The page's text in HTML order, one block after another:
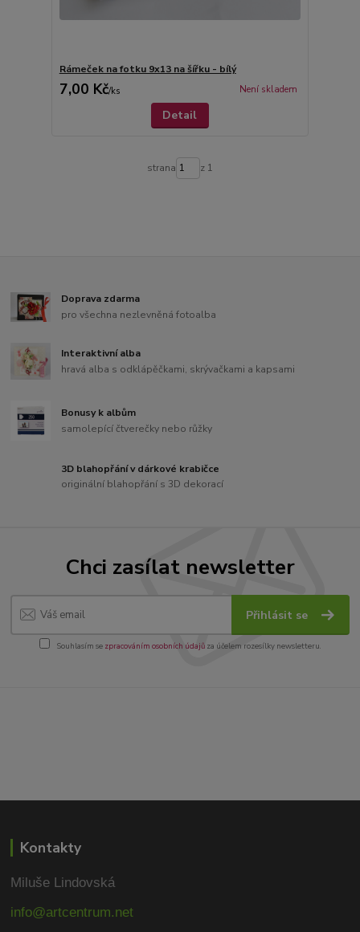
Rámeček na fotku 9x13 na šířku - bílý
7,00 Kč/ks Není skladem
Detail
strana z 1
Doprava zdarma
pro všechna nezlevněná fotoalba
Interaktivní alba
hravá alba s odklápěčkami, skrývačkami a kapsami
Bonusy k albům
samolepící čtverečky nebo růžky
3D blahopřání v dárkové krabičce
originální blahopřání s 3D dekorací
Chci zasílat newsletter
Přihlásit se
Souhlasím se zpracováním osobních údajůza účelem rozesílky newsletteru.
Kontakty
Miluše Lindovská
info@artcentrum.net